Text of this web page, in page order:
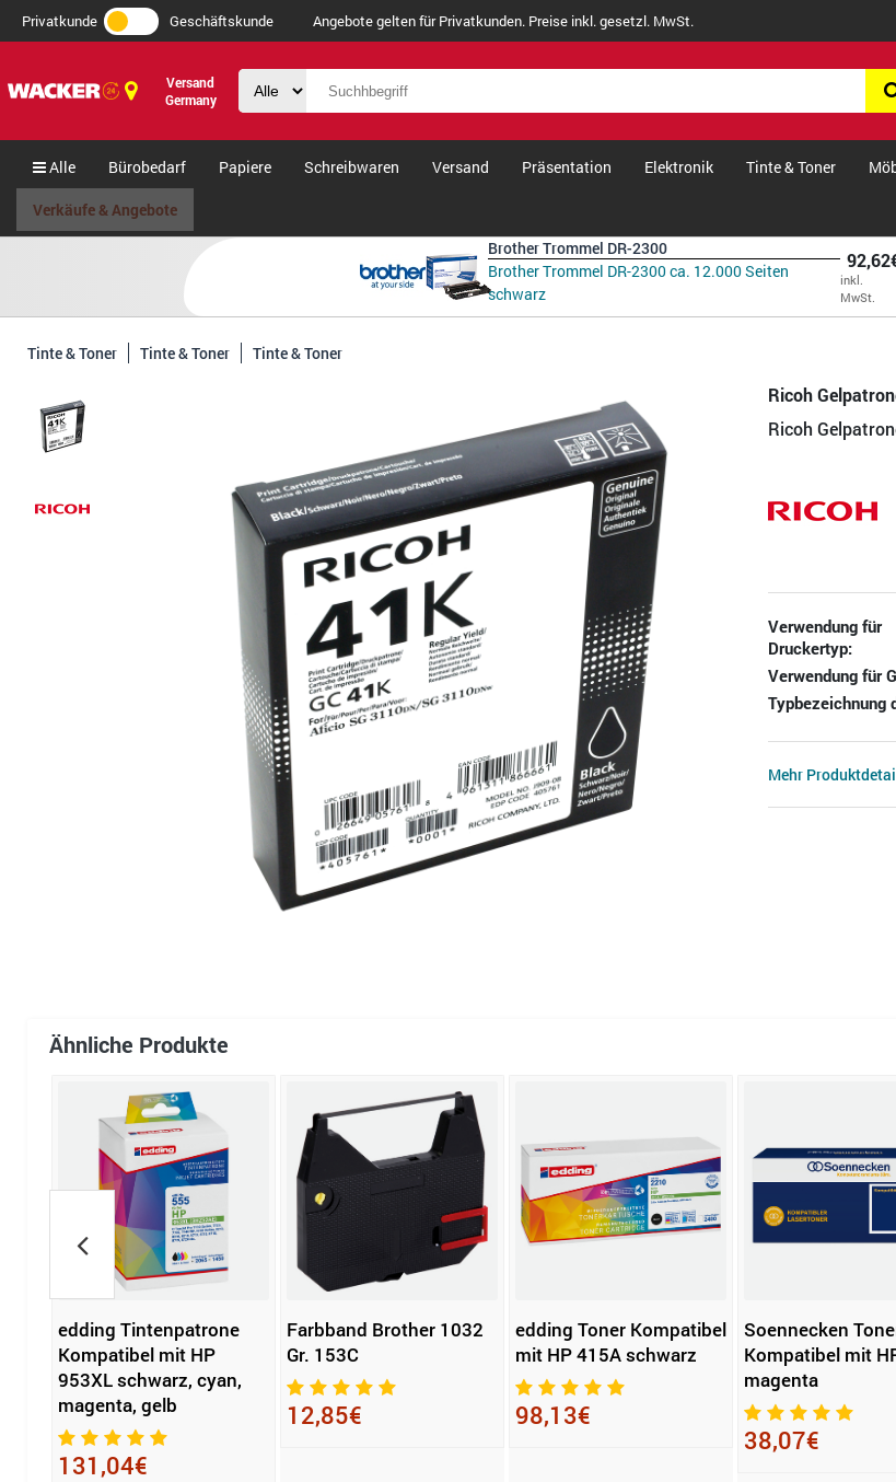
Privatkunde Geschäftskunde Angebote gelten für Privatkunden. Preise inkl. gesetzl. MwSt.
Versand
Germany
Alle Bürobedarf Papiere Schreibwaren Versand Präsentation Elektronik Tinte & Toner
Verkäufe & Angebote
Brother Trommel DR-2300
Brother Trommel DR-2300 ca. 12.000 Seiten
schwarz
inkl.
MwSt.
Tinte & Toner Tinte & Toner Tinte & Toner
Ricoh
Ricoh
Verwendung für
Druckertyp:
Verwendung für
Typbezeichnung
Mehr
Ähnliche Produkte
edding Tintenpatrone
Kompatibel mit HP
953XL schwarz, cyan,
magenta, gelb
131,04€
Farbband Brother 1032
Gr. 153C
12,85€
edding Toner Kompatibel
mit HP 415A schwarz
98,13€
Soennecken
Kompatibel mit
magenta
38,07€